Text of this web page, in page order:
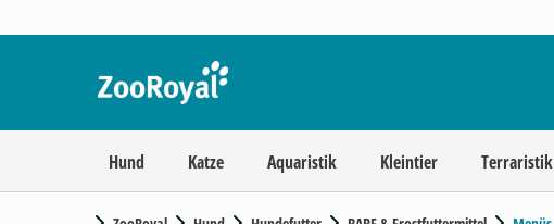
Hund Katze Aquaristik Kleintier Terraristik